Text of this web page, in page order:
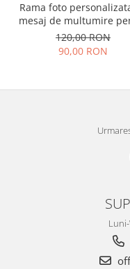
Rama foto
mesaj de multumire
nasii de botez | Cadou
emotional pentru nasi
120,00 RON
90,00 RON